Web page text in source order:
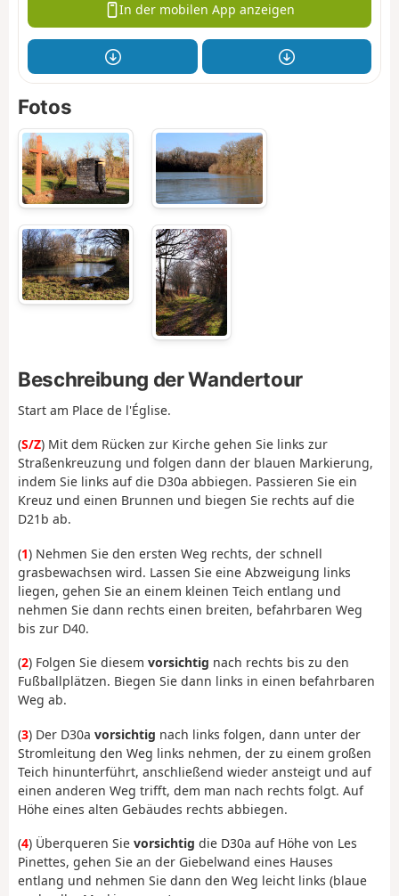
In der mobilen App anzeigen
Fotos
Beschreibung der Wandertour
Start am Place de l'Église.
(S/Z) Mit dem Rücken zur Kirche gehen Sie links zur
Straßenkreuzung und folgen dann der blauen Markierung,
indem Sie links auf die D30a abbiegen. Passieren Sie ein
Kreuz und einen Brunnen und biegen Sie rechts auf die
D21b ab.
(1) Nehmen Sie den ersten Weg rechts, der schnell
grasbewachsen wird. Lassen Sie eine Abzweigung links
liegen, gehen Sie an einem kleinen Teich entlang und
nehmen Sie dann rechts einen breiten, befahrbaren Weg
bis zur D40.
(2) Folgen Sie diesem vorsichtig nach rechts bis zu den
Fußballplätzen. Biegen Sie dann links in einen befahrbaren
Weg ab.
(3) Der D30a vorsichtig nach links folgen, dann unter der
Stromleitung den Weg links nehmen, der zu einem großen
Teich hinunterführt, anschließend wieder ansteigt und auf
einen anderen Weg trifft, dem man nach rechts folgt. Auf
Höhe eines alten Gebäudes rechts abbiegen.
(4) Überqueren Sie vorsichtig die D30a auf Höhe von Les
Pinettes, gehen Sie an der Giebelwand eines Hauses
entlang und nehmen Sie dann den Weg leicht links (blaue